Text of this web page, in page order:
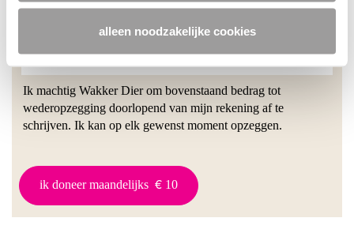
alleen noodzakelijke cookies
betaalwijze
Ik machtig Wakker Dier om bovenstaand bedrag tot
wederopzegging doorlopend van mijn rekening af te
schrijven. Ik kan op elk gewenst moment opzeggen.
ik doneer maandelijks 10